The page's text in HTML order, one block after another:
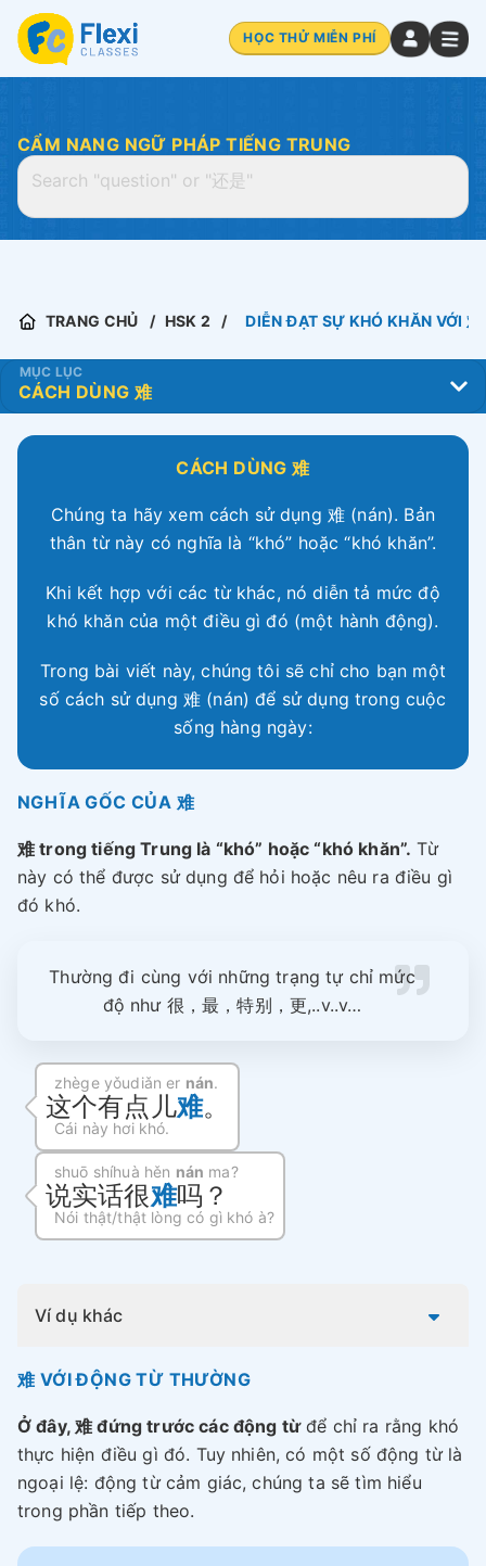
HỌC THỬ MIỄN PHÍ
CẨM NANG NGỮ PHÁP TIẾNG TRUNG
TRANG CHỦ HSK 2 DIỄN ĐẠT SỰ KHÓ KHĂN VỚI 难
MỤC LỤC
CÁCH DÙNG 难
Chúng ta hãy xem cách sử dụng 难 (nán). Bản
thân từ này có nghĩa là “khó” hoặc “khó khăn”.
Khi kết hợp với các từ khác, nó diễn tả mức độ
khó khăn của một điều gì đó (một hành động).
Trong bài viết này, chúng tôi sẽ chỉ cho bạn một
số cách sử dụng 难 (nán) để sử dụng trong cuộc
sống hàng ngày:
NGHĨA GỐC CỦA 难
难 trong tiếng Trung là “khó” hoặc “khó khăn”. Từ
này có thể được sử dụng để hỏi hoặc nêu ra điều gì
đó khó.
Thường đi cùng với những trạng tự chỉ mức
độ như 很，最，特别，更,..v..v…
zhège yǒudiǎn er nán.
这个有点儿难。
Cái này hơi khó.
shuō shíhuà hěn nán ma?
说实话很难吗？
Nói thật/thật lòng có gì khó à?
Ví dụ khác
难 VỚI ĐỘNG TỪ THƯỜNG
Ở đây, 难 đứng trước các động từđể chỉ ra rằng khó
thực hiện điều gì đó. Tuy nhiên, có một số động từ là
ngoại lệ: động từ cảm giác, chúng ta sẽ tìm hiểu
trong phần tiếp theo.